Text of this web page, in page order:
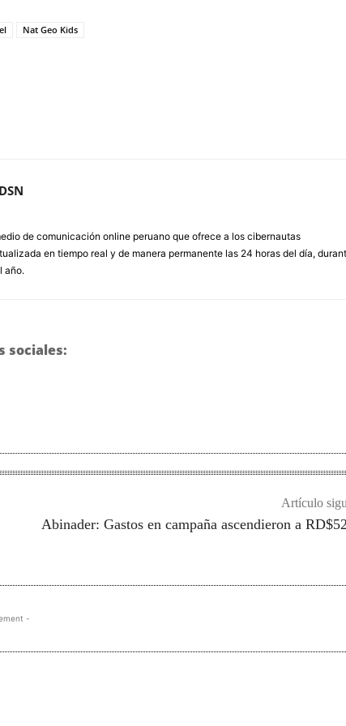
Nat Geo Kids
de comunicación online peruano que ofrece a los cibernautas
en tiempo real y de manera permanente las 24 horas del día,
año.
sociales:
Artículo
Abinader: Gastos en campaña ascendieron a
-